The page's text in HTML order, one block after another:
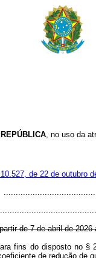
, no uso da
de 22 de outubro
de 7 de abril de 2026
fins do disposto no §
de redução de